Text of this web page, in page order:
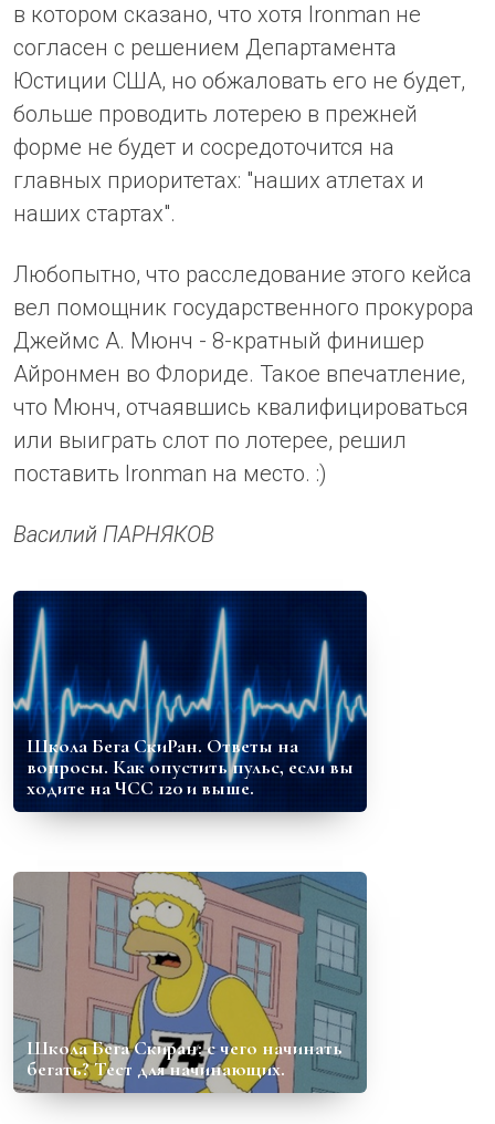
в котором сказано, что хотя Ironman не
согласен с решением Департамента
Юстиции США, но обжаловать его не будет,
больше проводить лотерею в прежней
форме не будет и сосредоточится на
главных приоритетах: "наших атлетах и
наших стартах".
Любопытно, что расследование этого кейса
вел помощник государственного прокурора
Джеймс А. Мюнч - 8-кратный финишер
Айронмен во Флориде. Такое впечатление,
что Мюнч, отчаявшись квалифицироваться
или выиграть слот по лотерее, решил
поставить Ironman на место. :)
Василий ПАРНЯКОВ
Школа Бега СкиРан. Ответы на
вопросы. Как опустить пульс, если вы
ходите на ЧСС 120 и выше.
Школа Бега Скиран: с чего начинать
бегать? Тест для начинающих.